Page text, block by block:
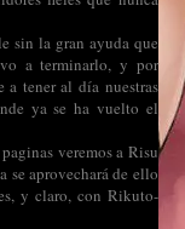
sin la gran ayuda que
a terminarlo, y por
a tener al día nuestras
ya se ha vuelto el
veremos a Risu
se aprovechará de ello
y claro, con Rikuto-